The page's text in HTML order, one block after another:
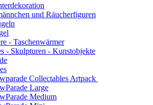
und Räucherfiguren
- Taschenwärmer
- Skulpturen - Kunstobjekte
Collectables Artpack
Large
Medium